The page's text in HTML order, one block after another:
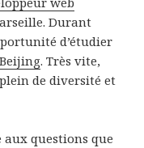
Durant
d’étudier
. Très vite,
de diversité et
aux questions que